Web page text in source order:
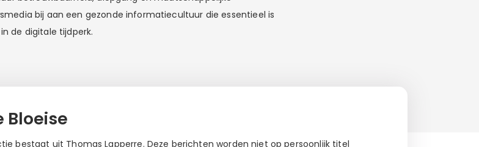
bij aan een gezonde informatiecultuur die essentieel is
de digitale tijdperk.
Bloeise
bestaat uit Thomas Lapperre. Deze berichten worden niet op persoonlijk titel